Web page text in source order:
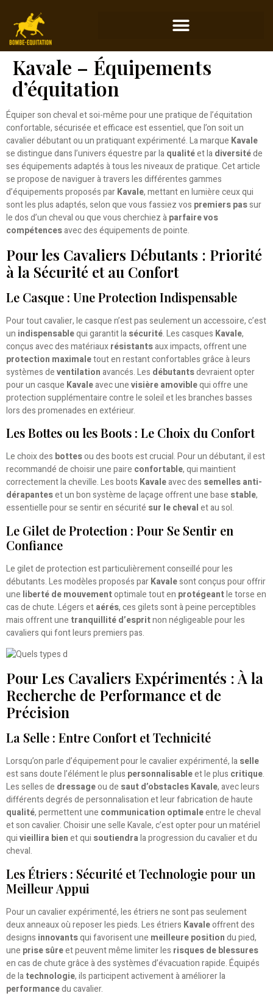
Kavale – Équipements
d’équitation
Équiper son cheval et soi-même pour une pratique de l’équitation
confortable, sécurisée et efficace est essentiel, que l’on soit un
cavalier débutant ou un pratiquant expérimenté. La marque Kavale
se distingue dans l’univers équestre par laqualitéet ladiversitéde
ses équipements adaptés à tous les niveaux de pratique. Cet article
se propose de naviguer à travers les différentes gammes
d’équipements proposés parKavale, mettant en lumière ceux qui
sont les plus adaptés, selon que vous fassiez vos premiers passur
le dos d’un cheval ou que vous cherchiez àparfaire vos
compétencesavec des équipements de pointe.
Pour les Cavaliers Débutants : Priorité
à la Sécurité et au Confort
Le Casque : Une Protection Indispensable
Pour tout cavalier, le casque n’est pas seulement un accessoire, c’est
un indispensablequi garantit lasécurité. Les casques Kavale,
conçus avec des matériauxrésistantsaux impacts, offrent une
protection maximaletout en restant confortables grâce à leurs
systèmes deventilationavancés. Les débutantsdevraient opter
pour un casque Kavaleavec unevisière amoviblequi offre une
protection supplémentaire contre le soleil et les branches basses
lors des promenades en extérieur.
Les Bottes ou les Boots : Le Choix du Confort
Le choix des bottesou des boots est crucial. Pour un débutant, il est
recommandé de choisir une paire confortable, qui maintient
correctement la cheville. Les boots Kavaleavec des semelles anti-
dérapanteset un bon système de laçage offrent une base stable,
essentielle pour se sentir en sécurité sur le chevalet au sol.
Le Gilet de Protection : Pour Se Sentir en
Confiance
Le gilet de protection est particulièrement conseillé pour les
débutants. Les modèles proposés parKavalesont conçus pour offrir
une liberté de mouvementoptimale tout en protégeantle torse en
cas de chute. Légers etaérés, ces gilets sont à peine perceptibles
mais offrent une tranquillité d’espritnon négligeable pour les
cavaliers qui font leurs premiers pas.
Pour Les Cavaliers Expérimentés : À la
Recherche de Performance et de
Précision
La Selle : Entre Confort et Technicité
Lorsqu’on parle d’équipement pour le cavalier expérimenté, laselle
est sans doute l’élément le plus personnalisableet le plus critique.
Les selles de dressageou de saut d’obstacles Kavale, avec leurs
différents degrés de personnalisation et leur fabrication de haute
qualité, permettent une communication optimaleentre le cheval
et son cavalier. Choisir une selle Kavale, c’est opter pour un matériel
quivieillira bienet qui soutiendrala progression du cavalier et du
cheval.
Les Étriers : Sécurité et Technologie pour un
Meilleur Appui
Pour un cavalier expérimenté, les étriers ne sont pas seulement
deux anneaux où reposer les pieds. Les étriers Kavaleoffrent des
designs innovantsqui favorisent une meilleure positiondu pied,
une prise sûreet peuvent même limiter les risques de blessures
en cas de chute grâce à des systèmes d’évacuation rapide. Équipés
de latechnologie, ils participent activement à améliorer la
performancedu cavalier.